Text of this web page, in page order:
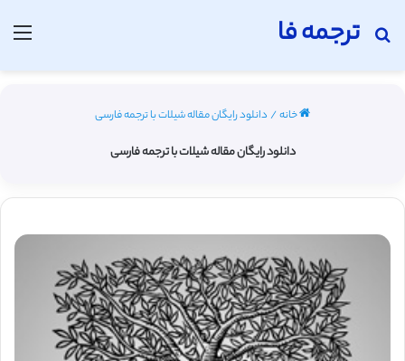
ترجمه فا
جستجو برای
خانه/ دانلود رایگان مقاله شیلات با ترجمه فارسی
دانلود رایگان مقاله شیلات با ترجمه فارسی